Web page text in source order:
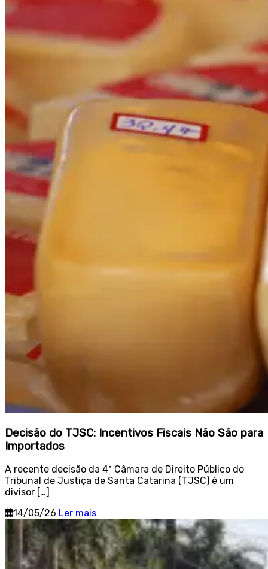
Decisão do TJSC: Incentivos Fiscais Não São para
Importados
A recente decisão da 4ª Câmara de Direito Público do
Tribunal de Justiça de Santa Catarina (TJSC) é um
divisor […]
14/05/26 Ler mais